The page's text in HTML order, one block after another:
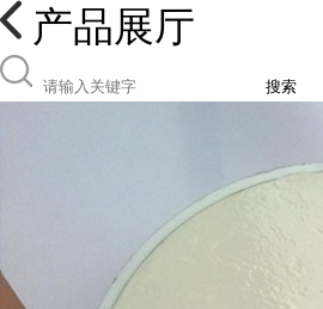
产品展厅
搜索